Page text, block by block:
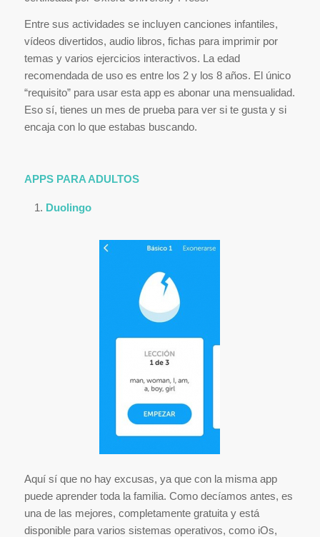
Entre sus actividades se incluyen canciones infantiles,
vídeos divertidos, audio libros, fichas para imprimir por
temas y varios ejercicios interactivos. La edad
recomendada de uso es entre los 2 y los 8 años. El único
“requisito” para usar esta app es abonar una mensualidad.
Eso sí, tienes un mes de prueba para ver si te gusta y si
encaja con lo que estabas buscando.
APPS PARA ADULTOS
Duolingo
Aquí sí que no hay excusas, ya que con la misma app
puede aprender toda la familia. Como decíamos antes, es
una de las mejores, completamente gratuita y está
disponible para varios sistemas operativos, como iOs,